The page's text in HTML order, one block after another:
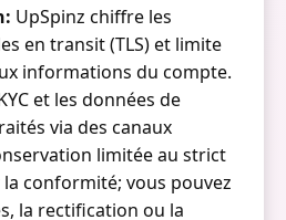
UpSpinz chiffre les
en transit (TLS) et limite
informations du compte.
et les données de
via des canaux
limitée au strict
conformité; vous pouvez
la rectification ou la